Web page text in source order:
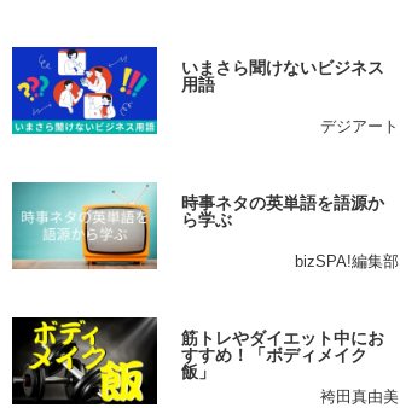
いまさら聞けないビジネス
用語
デジアート
時事ネタの英単語を語源か
ら学ぶ
bizSPA!編集部
筋トレやダイエット中にお
すすめ！「ボディメイク
飯」
袴田真由美